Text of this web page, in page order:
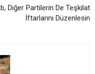
Diğer Partilerin De Teşkilat
İftarlarını Düzenlesin